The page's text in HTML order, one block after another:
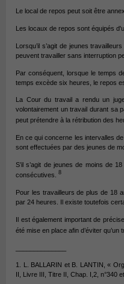
Le local de repos peut soit être
Les locaux de repos sont équipés
Lorsqu’il s’agit de jeunes
peuvent travailler sans interruption
Par conséquent, lorsque le temps
temps excède six heures, le repos
La Cour du travail a rendu un
volontairement un travail durant sa
peut prétendre à la rétribution des
En ce qui concerne les intervalles
sont effectuées par des jeunes de
S’il s’agit de jeunes de moins de
consécutives. 8
Pour les travailleurs de plus de 18
par 24 heures. Il existe toutefois
Il est également important de
été mise en place afin d’éviter
1. L. BALLARIN et B. LANTIN, «
II, Livre III, Titre II, Chap. I,2, n°340